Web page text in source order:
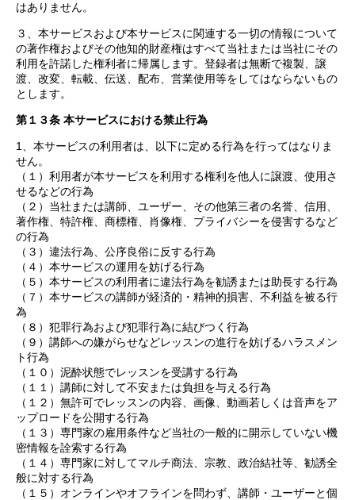
はありません。
３、本サービスおよび本サービスに関連する一切の情報について
の著作権およびその他知的財産権はすべて当社または当社にその
利用を許諾した権利者に帰属します。登録者は無断で複製、譲
渡、改変、転載、伝送、配布、営業使用等をしてはならないもの
とします。
第１３条 本サービスにおける禁止行為
1、本サービスの利用者は、以下に定める行為を行ってはなりま
せん。
（１）利用者が本サービスを利用する権利を他人に譲渡、使用さ
せるなどの行為
（２）当社または講師、ユーザー、その他第三者の名誉、信用、
著作権、特許権、商標権、肖像権、プライバシーを侵害するなど
の行為
（３）違法行為、公序良俗に反する行為
（４）本サービスの運用を妨げる行為
（５）本サービスの利用者に違法行為を勧誘または助長する行為
（７）本サービスの講師が経済的・精神的損害、不利益を被る行
為
（８）犯罪行為および犯罪行為に結びつく行為
（９）講師への嫌がらせなどレッスンの進行を妨げるハラスメン
ト行為
（１０）泥酔状態でレッスンを受講する行為
（１１）講師に対して不安または負担を与える行為
（１２）無許可でレッスンの内容、画像、動画若しくは音声をア
ップロードを公開する行為
（１３）専門家の雇用条件など当社の一般的に開示していない機
密情報を詮索する行為
（１４）専門家に対してマルチ商法、宗教、政治結社等、勧誘全
般に対する行為
（１５）オンラインやオフラインを問わず、講師・ユーザーと個